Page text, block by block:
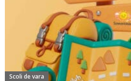
Scoli de vara